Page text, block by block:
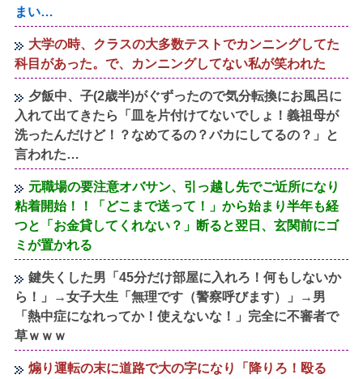
まい…
大学の時、クラスの大多数テストでカンニングしてた
科目があった。で、カンニングしてない私が笑われた
夕飯中、子(2歳半)がぐずったので気分転換にお風呂に
入れて出てきたら「皿を片付けてないでしょ！義祖母が
洗ったんだけど！？なめてるの？バカにしてるの？」と
言われた…
元職場の要注意オバサン、引っ越し先でご近所になり
粘着開始！！「どこまで送って！」から始まり半年も経
つと「お金貸してくれない？」断ると翌日、玄関前にゴ
ミが置かれる
鍵失くした男「45分だけ部屋に入れろ！何もしないか
ら！」→女子大生「無理です（警察呼びます）」→男
「熱中症になれってか！使えないな！」完全に不審者で
草ｗｗｗ
煽り運転の末に道路で大の字になり「降りろ！殴る